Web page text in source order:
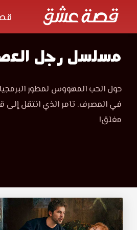
مسلسل
رجل
العصا
الموسم
مترجم
قصة
مسلسل رجل
مسلسل
رجل
العصا
الموسم
عشق
مشاهدة
مباشرة
بجودة
حول الحب المهووس لمطور
في المصرف. تامر الذي انتقل
مغلق!